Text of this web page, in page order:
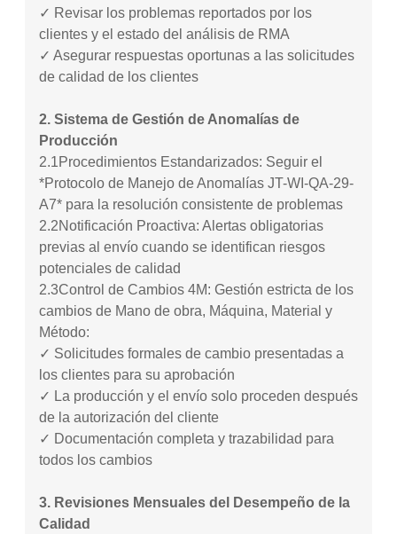
✓ Revisar los problemas reportados por los
clientes y el estado del análisis de RMA
✓ Asegurar respuestas oportunas a las solicitudes
de calidad de los clientes
2. Sistema de Gestión de Anomalías de
Producción
2.1Procedimientos Estandarizados: Seguir el
*Protocolo de Manejo de Anomalías JT-WI-QA-29-
A7* para la resolución consistente de problemas
2.2Notificación Proactiva: Alertas obligatorias
previas al envío cuando se identifican riesgos
potenciales de calidad
2.3Control de Cambios 4M: Gestión estricta de los
cambios de Mano de obra, Máquina, Material y
Método:
✓ Solicitudes formales de cambio presentadas a
los clientes para su aprobación
✓ La producción y el envío solo proceden después
de la autorización del cliente
✓ Documentación completa y trazabilidad para
todos los cambios
3. Revisiones Mensuales del Desempeño de la
Calidad